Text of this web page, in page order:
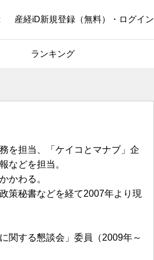
産経iD新規登録（無料）・ログイン
ランキング
を担当、「ケイコとマナブ」企
などを担当。
かわる。
策秘書などを経て2007年より現
関する懇談会」委員（2009年～